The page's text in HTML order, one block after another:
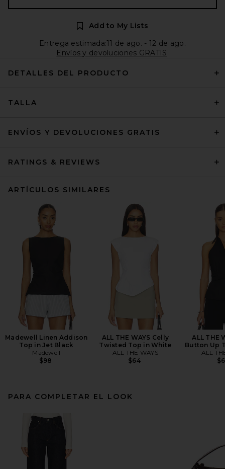
Add to My Lists
Entrega estimada:11 de ago. - 12 de ago.
Envíos y devoluciones GRATIS
DETALLES DEL PRODUCTO
TALLA
ENVÍOS Y DEVOLUCIONES GRATIS
RATINGS & REVIEWS
ARTÍCULOS SIMILARES
Madewell Linen Addison
Top in Jet Black
Madewell
$98
ALL THE WAYS Celly
Twisted Top in White
ALL THE WAYS
$64
ALL THE
Button Up
ALL
PARA COMPLETAR EL LOOK